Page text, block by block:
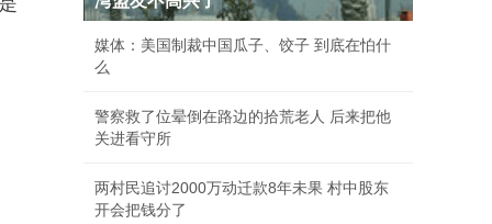
媒体：美国制裁中国瓜子、饺子 到底在怕什
么
警察救了位晕倒在路边的拾荒老人 后来把他
关进看守所
两村民追讨2000万动迁款8年未果 村中股东
开会把钱分了